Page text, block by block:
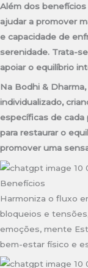
Além dos
ajudar a promover
e capacidade de
serenidade. Trata-
apoiar o equilíbrio
Na Bodhi &
individualizado,
específicas de cada
para restaurar o
promover uma
Benefícios
Harmoniza o fluxo
bloqueios e
emoções, mente
bem-estar físico e